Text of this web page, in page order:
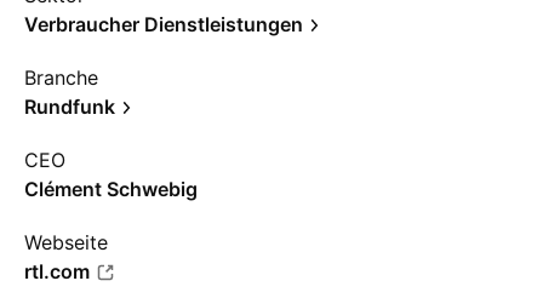
Verbraucher Dienstleistungen
Branche
Rundfunk
CEO
Clément Schwebig
Webseite
rtl.com